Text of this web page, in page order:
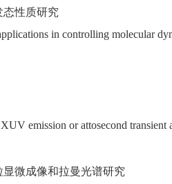
性质研究
in controlling molecular
emission or attosecond transient
微成像和拉曼光谱研究